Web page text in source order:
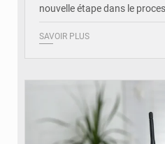
nouvelle étape dans le
SAVOIR PLUS